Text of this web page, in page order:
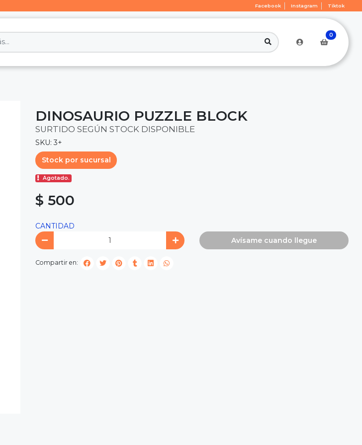
Facebook Instagram Tiktok
0
DINOSAURIO PUZZLE BLOCK
SURTIDO SEGÚN STOCK DISPONIBLE
SKU: 3+
Stock por sucursal
Agotado.
$ 500
CANTIDAD
Avísame cuando llegue
Compartir en: